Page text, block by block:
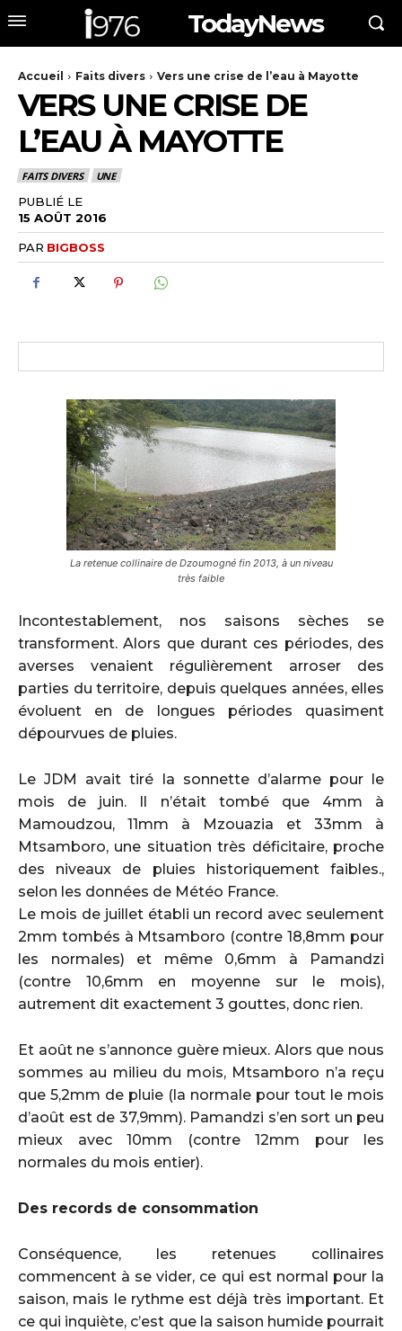
TodayNews
Accueil Faits divers Vers une crise de l’eau à Mayotte
VERS UNE CRISE DE
L’EAU À MAYOTTE
FAITS DIVERS UNE
PUBLIÉ LE
15 AOÛT 2016
PAR BIGBOSS
La retenue collinaire de Dzoumogné fin 2013, à un niveau
très faible
Incontestablement, nos saisons sèches se
transforment. Alors que durant ces périodes, des
averses venaient régulièrement arroser des
parties du territoire, depuis quelques années, elles
évoluent en de longues périodes quasiment
dépourvues de pluies.
Le JDM avait tiré la sonnette d’alarme pour le
mois de juin. Il n’était tombé que 4mm à
Mamoudzou, 11mm à Mzouazia et 33mm à
Mtsamboro, une situation très déficitaire, proche
des niveaux de pluies historiquement faibles.,
selon les données de Météo France.
Le mois de juillet établi un record avec seulement
2mm tombés à Mtsamboro (contre 18,8mm pour
les normales) et même 0,6mm à Pamandzi
(contre 10,6mm en moyenne sur le mois),
autrement dit exactement 3 gouttes, donc rien.
Et août ne s’annonce guère mieux. Alors que nous
sommes au milieu du mois, Mtsamboro n’a reçu
que 5,2mm de pluie (la normale pour tout le mois
d’août est de 37,9mm). Pamandzi s’en sort un peu
mieux avec 10mm (contre 12mm pour les
normales du mois entier).
Des records de consommation
Conséquence, les retenues collinaires
commencent à se vider, ce qui est normal pour la
saison, mais le rythme est déjà très important. Et
ce qui inquiète, c’est que la saison humide pourrait